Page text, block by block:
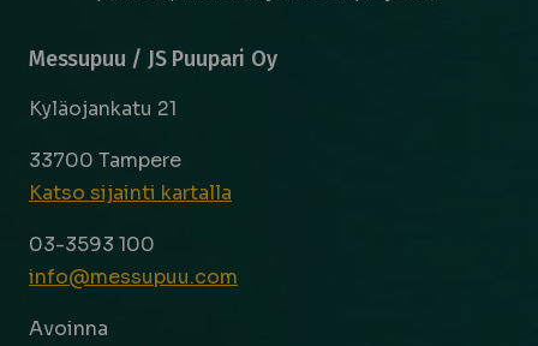
Messupuu / JS Puupari Oy
Kyläojankatu 21
33700 Tampere
Katso sijainti kartalla
03-3593 100
info@messupuu.com
Avoinna